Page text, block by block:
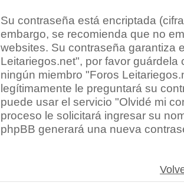
Su contraseña está encriptada
embargo, se recomienda que no
websites. Su contraseña garantiza
Leitariegos.net", por favor
ningún miembro "Foros
legítimamente le preguntará su
puede usar el servicio "Olvidé mi
proceso le solicitará ingresar su
phpBB generará una nueva